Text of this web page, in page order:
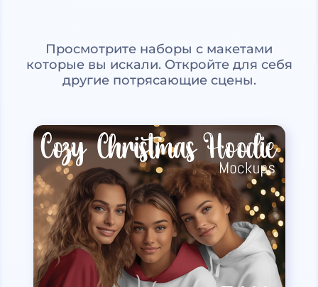
Просмотрите наборы с макетами
которые вы искали. Откройте для себя
другие потрясающие сцены.